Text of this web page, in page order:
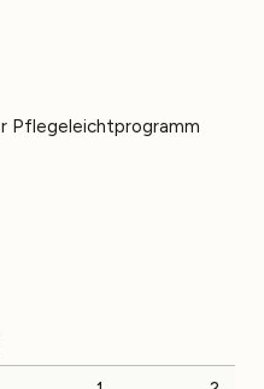
Pflegeleichtprogramm